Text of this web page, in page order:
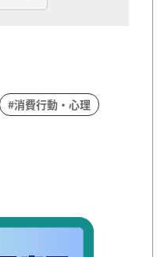
#消費行動・心理